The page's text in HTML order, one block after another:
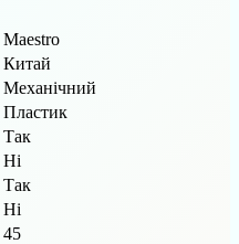
Maestro
Китай
Механічний
Пластик
Так
Ні
Так
Ні
45